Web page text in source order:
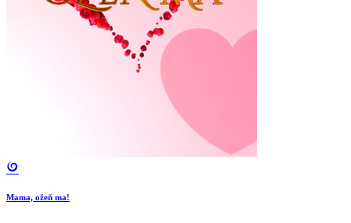
Mama, ožeň ma!